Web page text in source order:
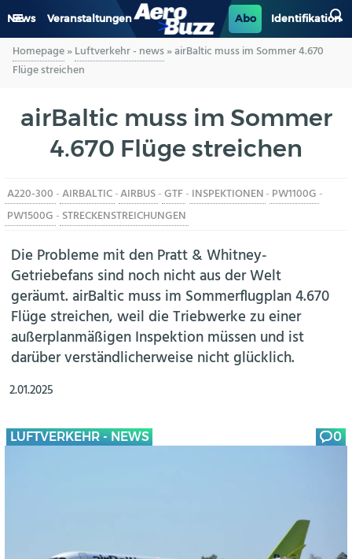
News Veranstaltungen Abo Identifikation
GENERAL AVIATION
LUFTVERKEHR
INDUSTRIE
HELIKOPTER
BERUFE
AERO-KULTUR
Homepage»Luftverkehr - news»airBaltic muss im Sommer 4.670
Flüge streichen
airBaltic muss im Sommer
4.670 Flüge streichen
A220-300 -AIRBALTIC-AIRBUS-GTF- INSPEKTIONEN- PW1100G -
PW1500G - STRECKENSTREICHUNGEN
Die Probleme mit den Pratt & Whitney-
Getriebefans sind noch nicht aus der Welt
geräumt. airBaltic muss im Sommerflugplan 4.670
Flüge streichen, weil die Triebwerke zu einer
außerplanmäßigen Inspektion müssen und ist
darüber verständlicherweise nicht glücklich.
2.01.2025
LUFTVERKEHR - NEWS 0